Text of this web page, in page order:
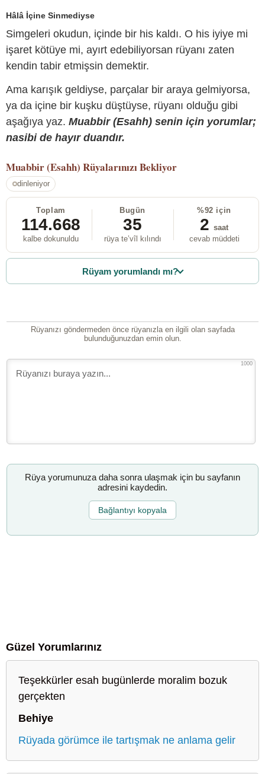
Hâlâ İçine Sinmediyse
Simgeleri okudun, içinde bir his kaldı. O his iyiye mi
işaret kötüye mi, ayırt edebiliyorsan rüyanı zaten
kendin tabir etmişsin demektir.
Ama karışık geldiyse, parçalar bir araya gelmiyorsa,
ya da içine bir kuşku düştüyse, rüyanı olduğu gibi
aşağıya yaz. Muabbir (Esahh) senin için yorumlar;
nasibi de hayır duandır.
Muabbir (Esahh) Rüyalarınızı Bekliyor
dinleniyor
Toplam
114.668
kalbe dokunuldu
Bugün
35
rüya te’vîl kılındı
%92 için
2 saat
cevab müddeti
Rüyam yorumlandı mı?
Rüyanızı göndermeden önce rüyanızla en ilgili olan sayfada
bulunduğunuzdan emin olun.
1000
Rüya yorumunuza daha sonra ulaşmak için bu sayfanın
adresini kaydedin.
Bağlantıyı kopyala
Güzel Yorumlarınız
Teşekkürler esah bugünlerde moralim bozuk
gerçekten
Behiye
Rüyada görümce ile tartışmak ne anlama gelir